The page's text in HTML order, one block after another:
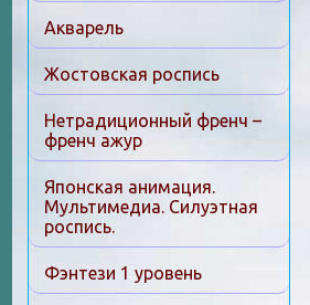
Акварель
Жостовская роспись
Нетрадиционный френч –
френч ажур
Японская анимация.
Мультимедиа. Силуэтная
роспись.
Фэнтези 1 уровень